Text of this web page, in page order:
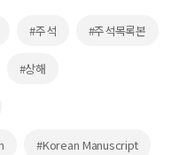
#주석 #주석목록본
#상해
#Korean Manuscript